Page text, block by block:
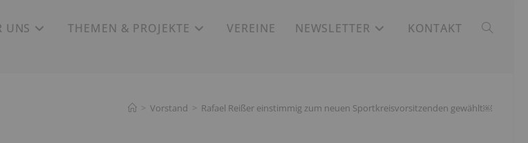
UNS THEMEN & PROJEKTE VEREINE NEWSLETTER KONTAKT
> Vorstand > Rafael Reißer einstimmig zum neuen Sportkreisvorsitzenden gewählt￼